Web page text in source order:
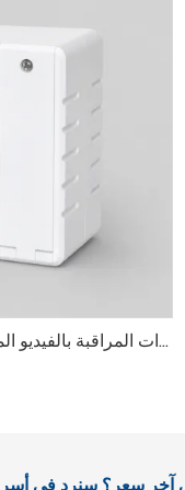
وحدات المراقبة بالفيديو المتنقلة لمدرب السكك الحديدية ووحدات EMU (نهاية المدربين)